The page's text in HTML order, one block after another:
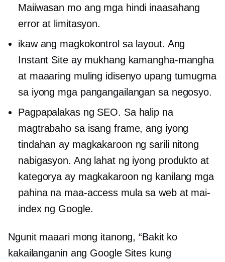
Maiiwasan mo ang mga hindi inaasahang
error at limitasyon.
ikaw ang magkokontrol sa layout. Ang
Instant Site ay mukhang kamangha-mangha
at maaaring muling idisenyo upang tumugma
sa iyong mga pangangailangan sa negosyo.
Pagpapalakas ng SEO. Sa halip na
magtrabaho sa isang frame, ang iyong
tindahan ay magkakaroon ng sarili nitong
nabigasyon. Ang lahat ng iyong produkto at
kategorya ay magkakaroon ng kanilang mga
pahina na maa-access mula sa web at mai-
index ng Google.
Ngunit maaari mong itanong, “Bakit ko
kakailanganin ang Google Sites kung